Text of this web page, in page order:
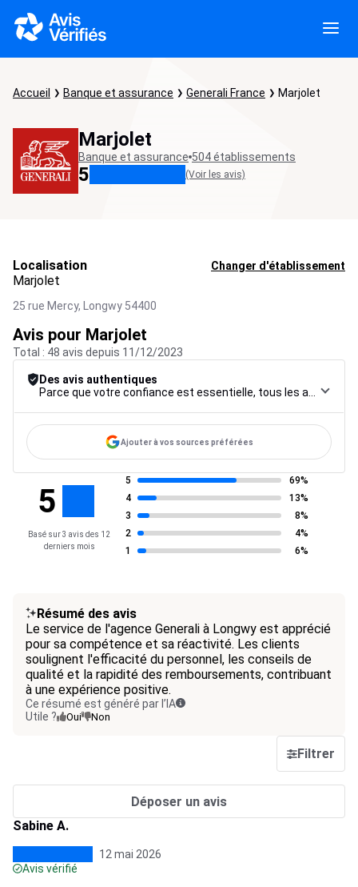
Accueil Banque et assurance Generali France Marjolet
Marjolet
Banque et assurance 504 établissements
5 (Voir les avis)
Localisation Changer d'établissement
Marjolet
25 rue Mercy, Longwy 54400
Avis pour Marjolet
Total : 48 avis depuis 11/12/2023
Des avis authentiques
Ajouter à vos sources préférées
5
Basé sur 3 avis des 12
derniers mois
5
69%
4
13%
3
8%
2
4%
1
6%
Résumé des avis
Le service de l'agence Generali à Longwy est apprécié
pour sa compétence et sa réactivité. Les clients
soulignent l'efficacité du personnel, les conseils de
qualité et la rapidité des remboursements, contribuant
à une expérience positive.
Ce résumé est généré par l’IA
Utile ?
Oui Non
Filtrer
Déposer un avis
Sabine A.
12 mai 2026
Avis vérifié